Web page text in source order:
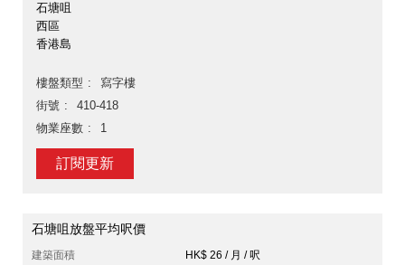
石塘咀
西區
香港島
樓盤類型
寫字樓
街號
410-418
物業座數
1
訂閱更新
石塘咀放盤平均呎價
建築面積
HK$ 26 / 月 / 呎